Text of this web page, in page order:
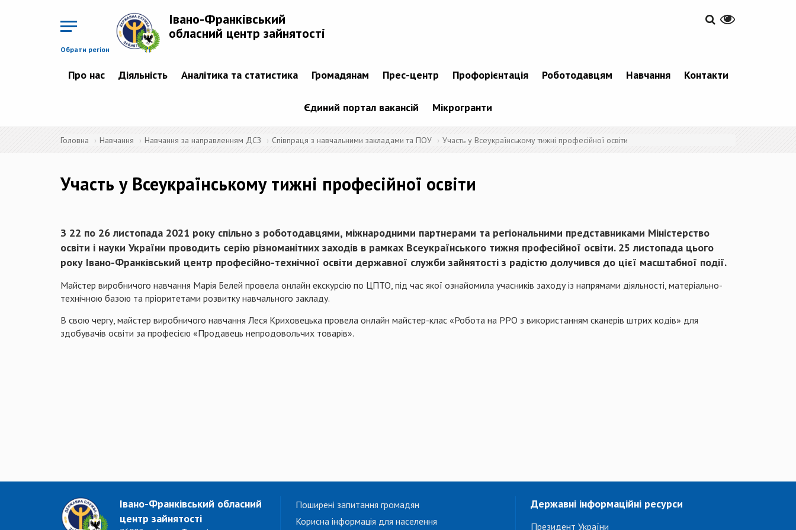
Обрати регіон
Івано-Франківський
обласний центр зайнятості
Про нас Діяльність Аналітика та статистика Громадянам Прес-центр Профорієнтація Роботодавцям Навчання Контакти
Єдиний портал вакансій Мікрогранти
Головна Навчання Навчання за направленням ДСЗ Співпраця з навчальними закладами та ПОУ Участь у Всеукраїнському тижні професійної освіти
Участь у Всеукраїнському тижні професійної освіти
З 22 по 26 листопада 2021 року спільно з роботодавцями, міжнародними партнерами та регіональними представниками Міністерство
освіти і науки України проводить серію різноманітних заходів в рамках Всеукраїнського тижня професійної освіти. 25 листопада цього
року Івано-Франківський центр професійно-технічної освіти державної служби зайнятості з радістю долучився до цієї масштабної події.
Майстер виробничого навчання Марія Белей провела онлайн екскурсію по ЦПТО, під час якої ознайомила учасників заходу із напрямами діяльності, матеріально-
технічною базою та пріоритетами розвитку навчального закладу.
В свою чергу, майстер виробничого навчання Леся Криховецька провела онлайн майстер-клас «Робота на РРО з використанням сканерів штрих кодів» для
здобувачів освіти за професією «Продавець непродовольчих товарів».
Івано-Франківський обласний
центр зайнятості
Поширені запитання громадян
Корисна інформація для населення
Державні інформаційні ресурси
Президент України